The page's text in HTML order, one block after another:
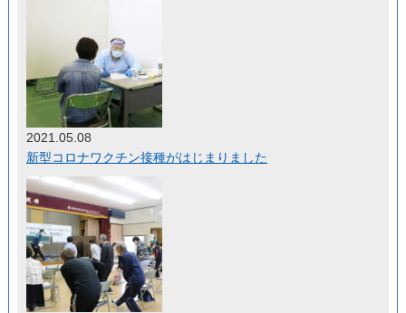
2021.05.08
新型コロナワクチン接種がはじまりました